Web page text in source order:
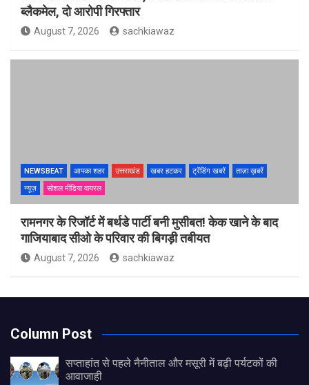
ब्लैकमेल, दो आरोपी गिरफ्तार
August 7, 2026 sachkiawaz
NEWSBEAT आपका शहर उत्तराखंड खबर हटकर ट्रेंडिंग खबरें
ताज़ा ख़बरें
न्यूज़
सोशल मीडिया वायरल
रामनगर के रिजॉर्ट में बर्थडे पार्टी बनी मुसीबत! केक खाने के बाद
गाजियाबाद सीओ के परिवार की बिगड़ी तबीयत
August 7, 2026 sachkiawaz
Column Post
सप्ताहांत से पहले नैनीताल और मसूरी में बढ़ी पर्यटकों की
आवाजाही